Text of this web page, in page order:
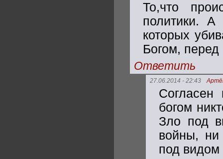
То,что
политики. А
которых
Богом, перед
Ответить
27.06.2014 - 22:43
богом
Зло под
войны, ни
под видом